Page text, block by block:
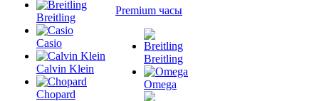
Breitling
Casio
Calvin Klein
Chopard
Premium часы
Breitling
Omega